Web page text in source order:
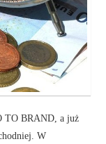
TO BRAND, a już
W